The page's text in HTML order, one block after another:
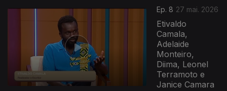
Ep. 8 27 mai. 2026
Etivaldo
Camala,
Adelaide
Monteiro,
Diima, Leonel
Terramoto e
Janice Camara